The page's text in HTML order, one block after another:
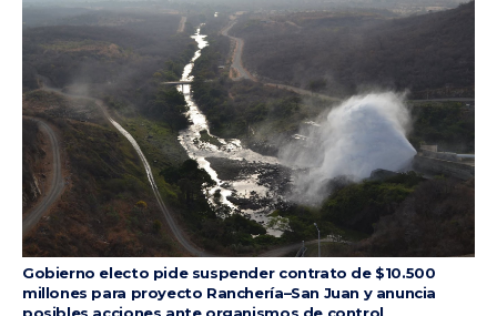
Gobierno electo pide suspender contrato de $10.500
millones para proyecto Ranchería–San Juan y anuncia